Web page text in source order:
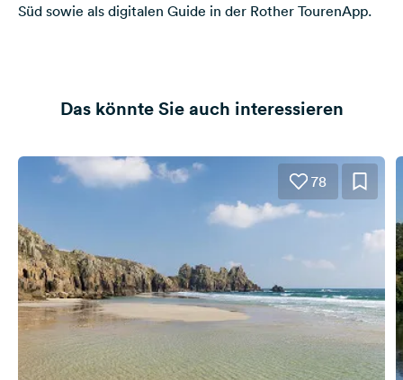
Süd sowie als digitalen Guide in der Rother TourenApp.
Das könnte Sie auch interessieren
78